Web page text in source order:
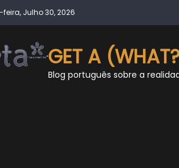
Julho 30, 2026
GET A
Blog português sobre a